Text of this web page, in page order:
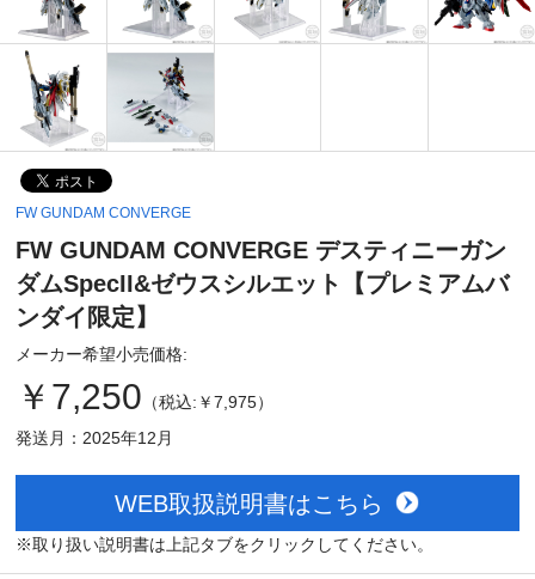
FW GUNDAM CONVERGE
FW GUNDAM CONVERGE デスティニーガン
ダムSpecII&ゼウスシルエット【プレミアムバ
ンダイ限定】
メーカー希望小売価格:
￥7,250 （税込:￥7,975）
発送月：2025年12月
WEB取扱説明書はこちら
※取り扱い説明書は上記タブをクリックしてください。